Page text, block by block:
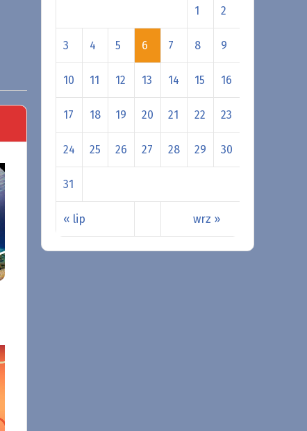
« lip wrz »
1 2
3 4 5 6 7 8 9
10 11 12 13 14 15 16
17 18 19 20 21 22 23
24 25 26 27 28 29 30
31